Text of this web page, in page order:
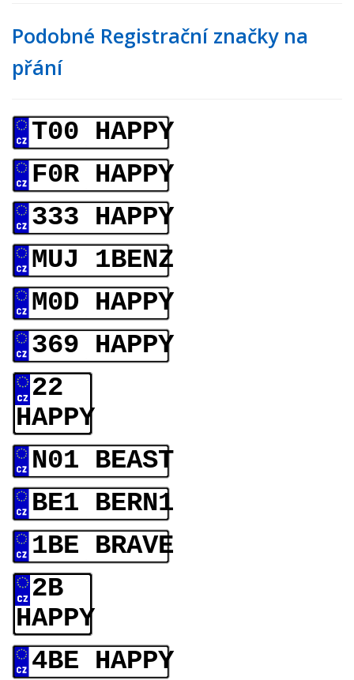
Podobné Registrační značky na
přání
T00 HAPPY
F0R HAPPY
333 HAPPY
MUJ 1BENZ
M0D HAPPY
369 HAPPY
22
HAPPY
N01 BEAST
BE1 BERN1
1BE BRAVE
2B
HAPPY
4BE HAPPY